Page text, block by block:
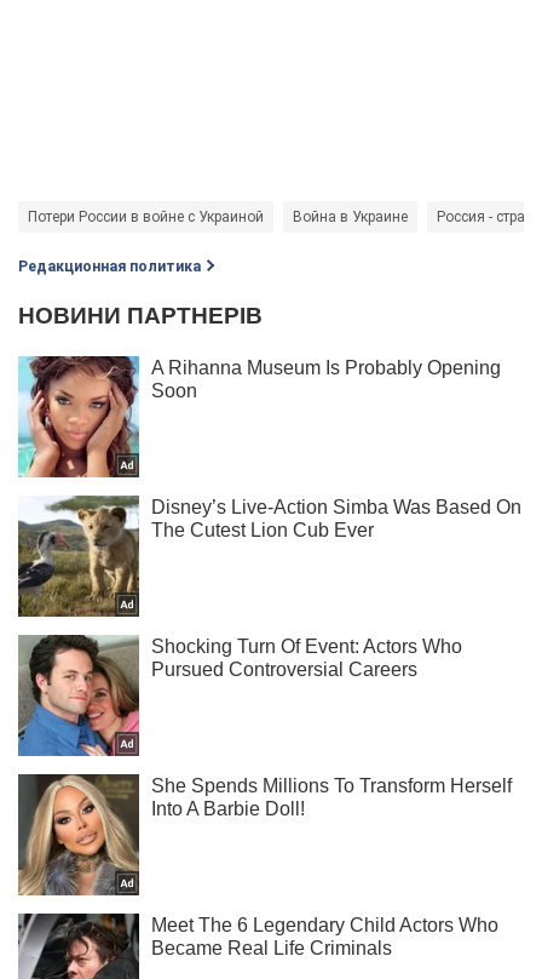
Потери России в войне с Украиной Война в Украине Россия -
Редакционная политика